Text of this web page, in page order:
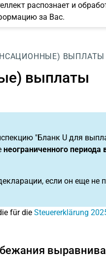
распознает и
за Вас.
ВЫПЛАТЫ
выплаты
"Бланк U для
неограниченного периода
если он еще не
für die Steuererklärung